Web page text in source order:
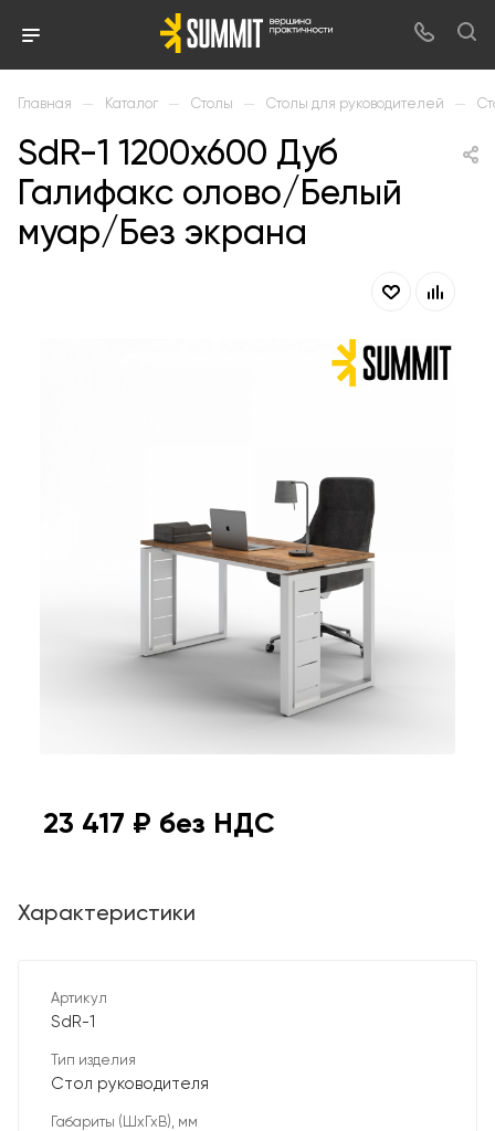
Главная — Каталог — Столы — Столы для руководителей —
SdR-1 1200х600 Дуб
Галифакс олово/Белый
муар/Без экрана
23 417 ₽ без НДС
Характеристики
Артикул
SdR-1
Тип изделия
Стол руководителя
Габариты (ШхГхВ), мм